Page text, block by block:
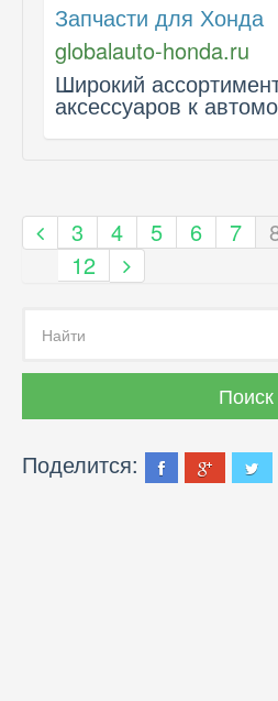
Запчасти для Хонда
globalauto-honda.ru
Широкий
аксессуаров к
3 4 5 6 7
12
Поделится: